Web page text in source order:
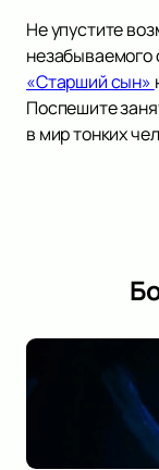
Не упустите
незабываемого
«Старший сын»
Поспешите
в мир тонких